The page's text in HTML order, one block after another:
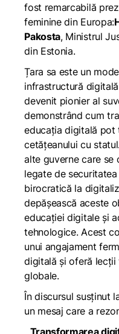
fost remarcabilă
feminine din Europa:
Pakosta, Ministrul
din Estonia.
Țara sa este un
infrastructură
devenit pionier al
demonstrând cum
educația digitală pot
cetățeanului cu
alte guverne care
legate de
birocratică la
depășească aceste
educației digitale și
tehnologice. Acest
unui angajament
digitală și oferă
globale.
În discursul susținut
un mesaj care a